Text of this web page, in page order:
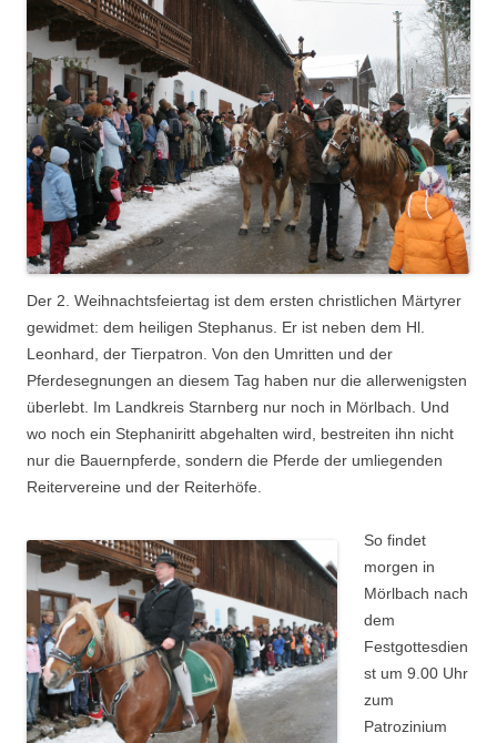
Der 2. Weihnachtsfeiertag ist dem ersten christlichen Märtyrer
gewidmet: dem heiligen Stephanus. Er ist neben dem Hl.
Leonhard, der Tierpatron. Von den Umritten und der
Pferdesegnungen an diesem Tag haben nur die allerwenigsten
überlebt. Im Landkreis Starnberg nur noch in Mörlbach. Und
wo noch ein Stephaniritt abgehalten wird, bestreiten ihn nicht
nur die Bauernpferde, sondern die Pferde der umliegenden
Reitervereine und der Reiterhöfe.
So findet
morgen in
Mörlbach nach
dem
Festgottesdien
st um 9.00 Uhr
zum
Patrozinium